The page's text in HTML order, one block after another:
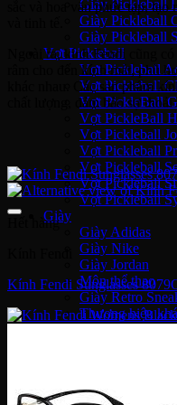
Giày Pickleball
Giày Pickleball
Giày Pickleball
Vợt Pickleball
Vợt Pickleball
Vợt Pickleball
Vợt PickleBall
Vợt PickleBall
Vợt Pickleball
Vợt Pickleball
Vợt Pickleball
Vợt Pickleball
Vợt Pickleball
Giày
Giày Adidas
Giày Nike
Giày Jordan
Môn thể thao
Giày Retro
Thương hiệu
Adidas Samba
sắc và hoa văn phức tạp,
Ngoài ra, kính Fendi cũng
râm cho đến kính mát, phù
khác nhau. Các sản phẩm
chất lượng, đảm bảo sự
Hết hàng
Kính Fendi Sunglasses